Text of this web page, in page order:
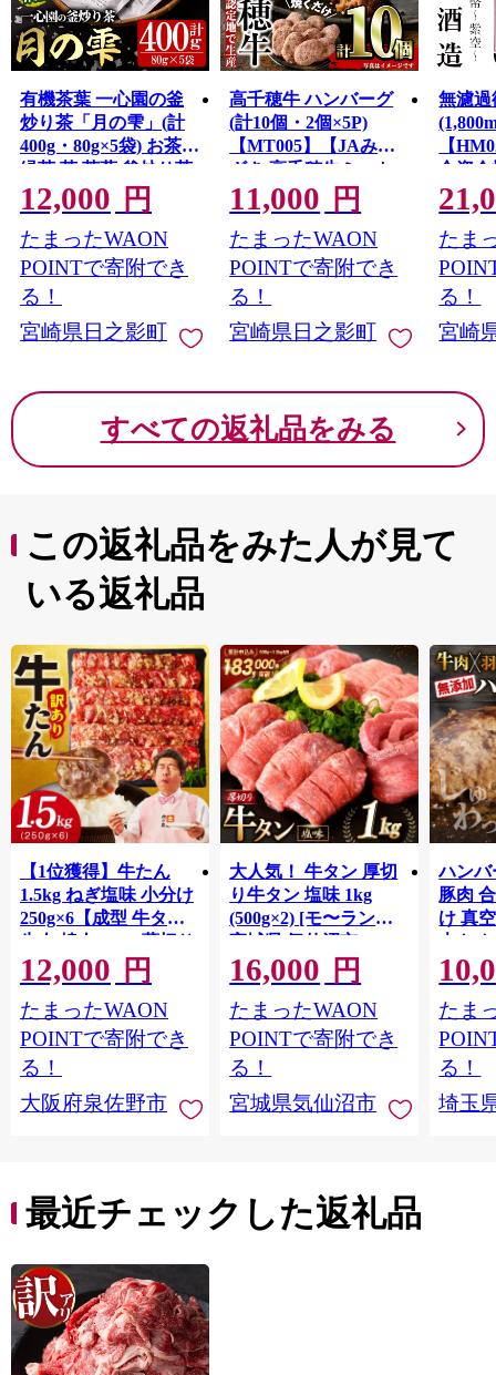
有機茶葉 一心園の釜
炒り茶「月の雫」(計
400g・80g×5袋) お茶
緑茶 茶 茶葉 釜炒り茶
有機栽培 オーガニッ
ク 有機JAS認証
【IS022】【一心園】
12,000 円
たまったWAON
POINTで寄附でき
る！
宮崎県日之影町
高千穂牛 ハンバーグ
(計10個・2個×5P)
【MT005】【JAみや
ざき 高千穂牛ミート
センター】
11,000 円
たまったWAON
POINTで寄附でき
る！
宮崎県日之影町
無濾過
【
合資
たま
る！
宮崎
すべての返礼品をみる
この返礼品をみた人が見て
いる返礼品
【1位獲得】牛たん
1.5kg ねぎ塩味 小分け
250g×6【成型 牛タン
牛肉 焼肉 BBQ 薄切り
ぎゅうたん スライス
訳あり サイズ不揃
い】 G4721
12,000 円
たまったWAON
POINTで寄附でき
る！
大阪府泉佐野市
大人気！ 牛タン 厚切
り牛タン 塩味 1kg
(500g×2) [モ〜ランド
宮城県 気仙沼市
20564660] 肉 牛肉 精肉
牛たん 牛タン塩 牛た
ん塩 冷凍 焼肉 BBQ ア
ウトドア バーベキュ
ー 厚切り タン
16,000 円
たまったWAON
POINTで寄附でき
る！
宮城県気仙沼市
ハンバ
豚肉
け 真
大き
保存
淡路島
ポーク
き肉
ず 惣
まみ
んのお
たま
る！
埼玉
最近チェックした返礼品